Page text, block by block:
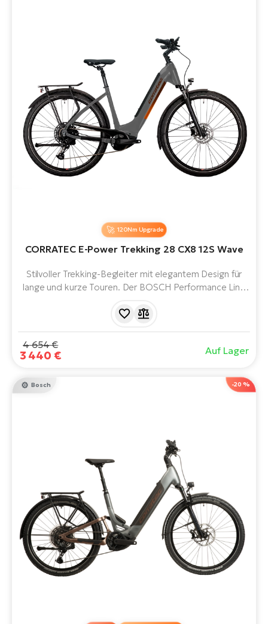
120Nm Upgrade
CORRATEC E-Power Trekking 28 CX8 12S Wave
Stilvoller Trekking-Begleiter mit elegantem Design für
lange und kurze Touren. Der BOSCH Performance Line
Wh-Akku, die Federgabel, die 28-Zoll-Laufräder und die
4 654 €
3 440 € Auf Lager
-20 %
Bosch